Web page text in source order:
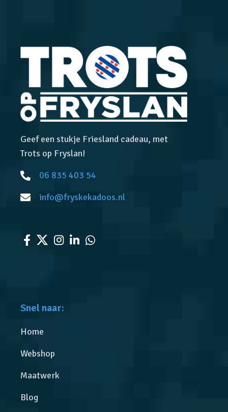
Geef een stukje Friesland cadeau, met
Trots op Fryslan!
06 835 403 54
info@fryskekadoos.nl
Snel naar:
Home
Webshop
Maatwerk
Blog